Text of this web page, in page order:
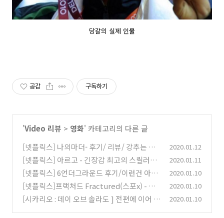
당갈의 실제 인물
공감 구독하기
'Video 리뷰 > 영화' 카테고리의 다른 글
[넷플릭스] 나의마더- 후기/ 리뷰/ 강추는 아
니지만 추천...
(0)
2020.01.12
[넷플릭스] 아르고 - 긴장감 최고의 스릴러물!
초강추!(스포x)
(0)
2020.01.11
[넷플릭스] 6언더그라운드 후기/이런건 아이
맥스 극장에서 봐야해!! (0)
2020.01.10
[넷플릭스]프랙처드 Fractured(스포x) - 오
랜만에 볼만한 반전영화
(0)
2020.01.10
[시카리오 : 데이 오브 솔라도 ] 전편에 이어 또
2020.01.10